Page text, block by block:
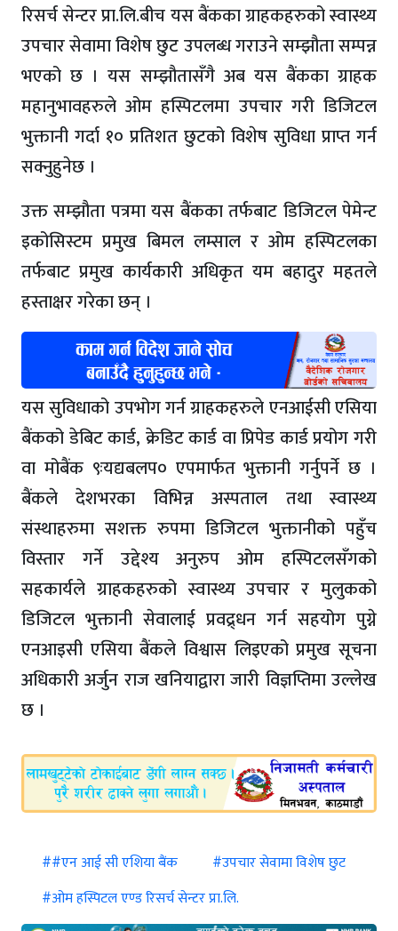
रिसर्च सेन्टर प्रा.लि.बीच यस बैंकका ग्राहकहरुको स्वास्थ्य
उपचार सेवामा विशेष छुट उपलब्ध गराउने सम्झौता सम्पन्न
भएको छ । यस सम्झौतासँगै अब यस बैंकका ग्राहक
महानुभावहरुले ओम हस्पिटलमा उपचार गरी डिजिटल
भुक्तानी गर्दा १० प्रतिशत छुटको विशेष सुविधा प्राप्त गर्न
सक्नुहुनेछ ।
उक्त सम्झौता पत्रमा यस बैंकका तर्फबाट डिजिटल पेमेन्ट
इकोसिस्टम प्रमुख बिमल लम्साल र ओम हस्पिटलका
तर्फबाट प्रमुख कार्यकारी अधिकृत यम बहादुर महतले
हस्ताक्षर गरेका छन् ।
यस सुविधाको उपभोग गर्न ग्राहकहरुले एनआईसी एसिया
बैंकको डेबिट कार्ड, क्रेडिट कार्ड वा प्रिपेड कार्ड प्रयोग गरी
वा मोबैंक ९ःयद्यबलप० एपमार्फत भुक्तानी गर्नुपर्ने छ ।
बैंकले देशभरका विभिन्न अस्पताल तथा स्वास्थ्य
संस्थाहरुमा सशक्त रुपमा डिजिटल भुक्तानीको पहुँच
विस्तार गर्ने उद्देश्य अनुरुप ओम हस्पिटलसँगको
सहकार्यले ग्राहकहरुको स्वास्थ्य उपचार र मुलुकको
डिजिटल भुक्तानी सेवालाई प्रवद्र्धन गर्न सहयोग पुग्ने
एनआइसी एसिया बैंकले विश्वास लिइएको प्रमुख सूचना
अधिकारी अर्जुन राज खनियाद्वारा जारी विज्ञप्तिमा उल्लेख
छ ।
##एन आई सी एशिया बैंक
#उपचार सेवामा विशेष छुट
#ओम हस्पिटल एण्ड रिसर्च सेन्टर प्रा.लि.